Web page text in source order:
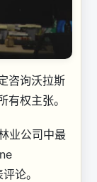
咨询沃拉斯
权主张。
业公司中最
论。